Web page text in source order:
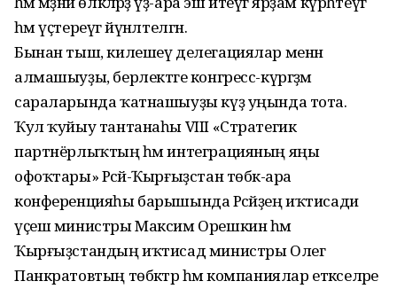
һәм үҫтереүгә йүнәлтелгән.
Бынан тыш, килешеү делегациялар менән
алмашыуҙы, берлектәге конгресс-күргәҙмә
сараларында ҡатнашыуҙы күҙ уңында тота.
Ҡул ҡуйыу тантанаһы VIII «Стратегик
партнёрлыҡтың һәм интеграцияның яңы
офоҡтары» Рәсәй-Ҡырғыҙстан төбәк-ара
конференцияһы барышында Рәсәйҙең иҡтисади
үҫеш министры Максим Орешкин һәм
Ҡырғыҙстандың иҡтисад министры Олег
Панкратовтың төбәктәр һәм компаниялар етәкселәре